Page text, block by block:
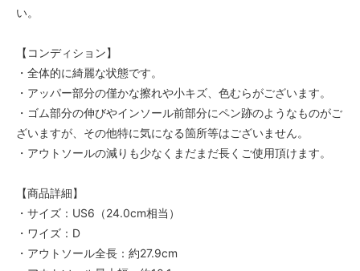
い。
【コンディション】
・全体的に綺麗な状態です。
・アッパー部分の僅かな擦れや小キズ、色むらがございます。
・ゴム部分の伸びやインソール前部分にペン跡のようなものがご
ざいますが、その他特に気になる箇所等はございません。
・アウトソールの減りも少なくまだまだ長くご使用頂けます。
【商品詳細】
・サイズ：US6（24.0cm相当）
・ワイズ：D
・アウトソール全長：約27.9cm